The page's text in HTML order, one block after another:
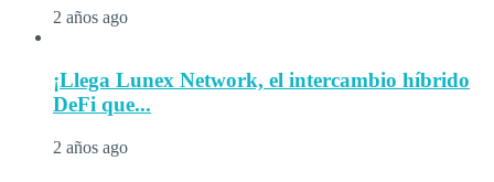
2 años ago
¡Llega Lunex Network, el intercambio híbrido
DeFi que...
2 años ago